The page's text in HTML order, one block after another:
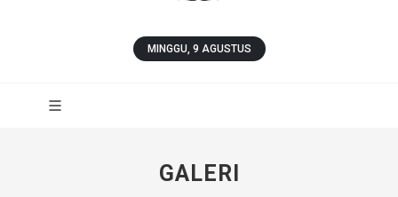
MINGGU, 9 AGUSTUS
GALERI